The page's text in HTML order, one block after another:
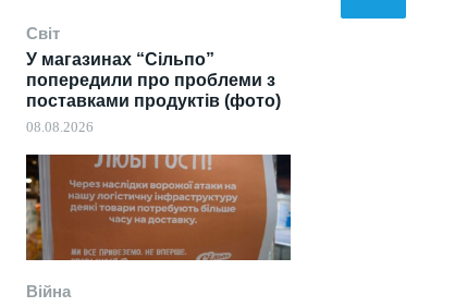
Світ
У магазинах “Сільпо”
попередили про проблеми з
поставками продуктів (фото)
08.08.2026
Війна